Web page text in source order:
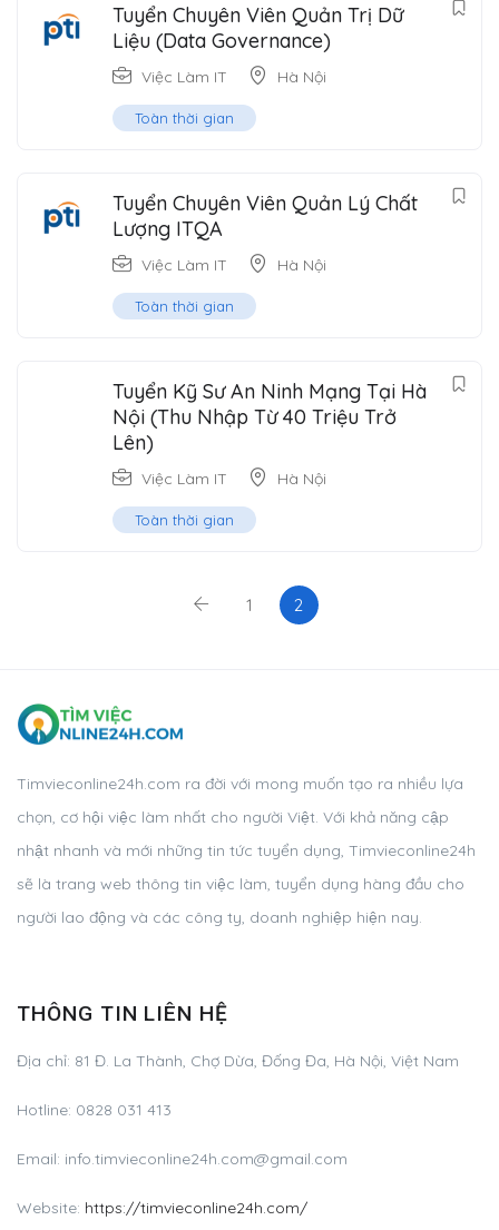
Tuyển Chuyên Viên Quản Trị Dữ
Liệu (Data Governance)
Việc Làm IT Hà Nội
Toàn thời gian
Tuyển Chuyên Viên Quản Lý Chất
Lượng ITQA
Việc Làm IT Hà Nội
Toàn thời gian
Tuyển Kỹ Sư An Ninh Mạng Tại Hà
Nội (Thu Nhập Từ 40 Triệu Trở
Lên)
Việc Làm IT Hà Nội
Toàn thời gian
1 2
Timvieconline24h.com ra đời với mong muốn tạo ra nhiều lựa
chọn, cơ hội việc làm nhất cho người Việt. Với khả năng cập
nhật nhanh và mới những tin tức tuyển dụng, Timvieconline24h
sẽ là trang web thông tin việc làm, tuyển dụng hàng đầu cho
người lao động và các công ty, doanh nghiệp hiện nay.
THÔNG TIN LIÊN HỆ
Địa chỉ: 81 Đ. La Thành, Chợ Dừa, Đống Đa, Hà Nội, Việt Nam
Hotline: 0828 031 413
Email: info.timvieconline24h.com@gmail.com
Website: https://timvieconline24h.com/